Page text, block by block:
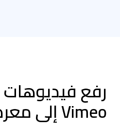
Vimeo إلى معرضك